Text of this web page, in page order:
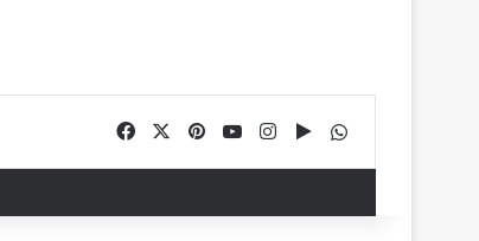
FacebookPinterestYouTubeInstagram
Google Play